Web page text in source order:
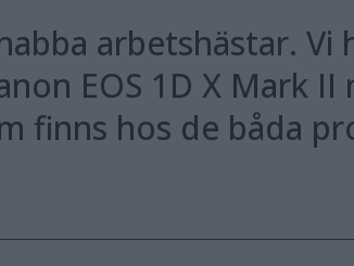
arbetshästar. Vi
EOS 1D X Mark
finns hos de båda